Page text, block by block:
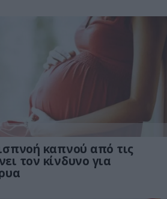
καπνού από τις
τον κίνδυνο για